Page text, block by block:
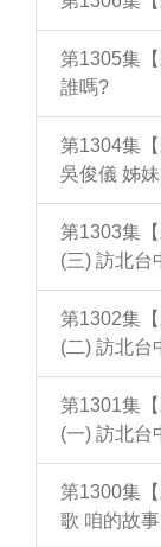
第1305集
誰嗎?
第1304集
吳俊儀 姊妹
第1303集
(三) 訪北台
第1302集
(二) 訪北台
第1301集
(一) 訪北台
第1300集
歌 咱的故